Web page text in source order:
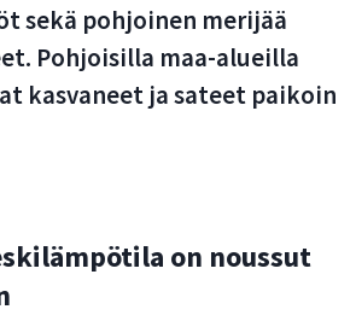
sekä pohjoinen merijää
Pohjoisilla maa-alueilla
kasvaneet ja sateet paikoin
on noussut